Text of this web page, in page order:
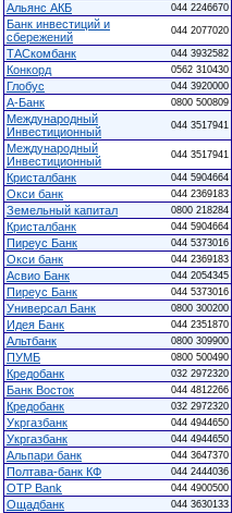
Альянс АКБ
044 2246670
Банк инвестиций и
сбережений
044 2077020
ТАСкомбанк
044 3932582
Конкорд
0562 310430
Глобус
044 3920000
А-Банк
0800 500809
Международный
Инвестиционный
044 3517941
Международный
Инвестиционный
044 3517941
Кристалбанк
044 5904664
Окси банк
044 2369183
Земельный капитал
0800 218284
Кристалбанк
044 5904664
Пиреус Банк
044 5373016
Окси банк
044 2369183
Асвио Банк
044 2054345
Пиреус Банк
044 5373016
Универсал Банк
0800 300200
Идея Банк
044 2351870
Альтбанк
0800 309900
ПУМБ
0800 500490
Кредобанк
032 2972320
Банк Восток
044 4812266
Кредобанк
032 2972320
Укргазбанк
044 4944650
Укргазбанк
044 4944650
Альпари банк
044 3647370
Полтава-банк КФ
044 2444036
OTP Bank
044 4900500
Ощадбанк
044 3630133